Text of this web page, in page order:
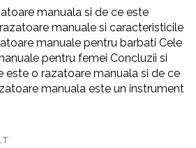
manuala si de ce este
manuale si caracteristicile
manuale pentru barbati Cele
pentru femei Concluzii si
este o razatoare manuala si de ce
manuala este un instrument